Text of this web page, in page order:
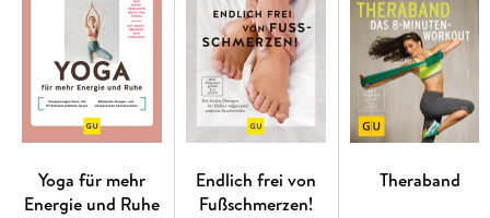
Mit Ihren Übungsprogrammen für mehr Energie starten
Sie frisch in den Tag und tanken Ruhe und neue Kraft,
wann immer Sie wollen
Mit kostenlosen Audio-Streams für zu Hause und
unterwegs
Buch erwartet:
Yoga für mehr
Energie und Ruhe
Endlich frei von
Fußschmerzen!
Theraband